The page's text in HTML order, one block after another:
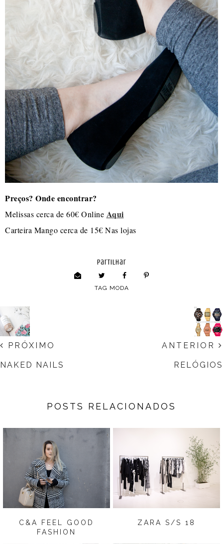
Preços? Onde encontrar?
Melissas cerca de 60€ Online Aqui
Carteira Mango cerca de 15€ Nas lojas
partilhar
TAG MODA
ANTERIOR
RELÓGIOS
PRÓXIMO
NAKED NAILS
POSTS RELACIONADOS
C&A FEEL GOOD
FASHION
ZARA S/S 18